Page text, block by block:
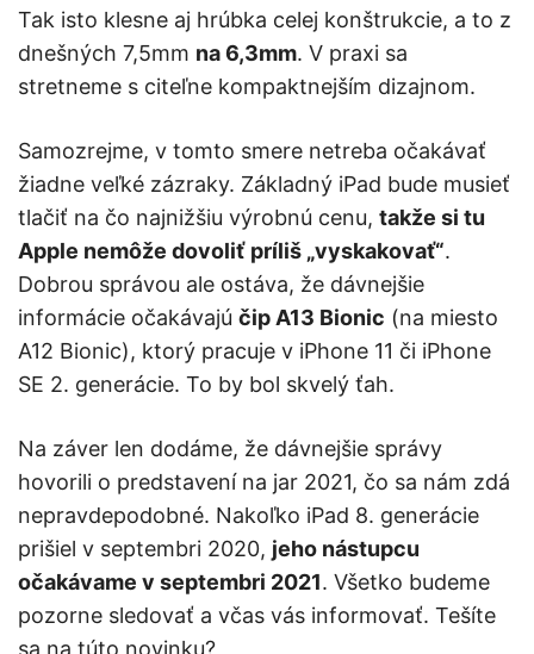
Tak isto klesne aj hrúbka celej konštrukcie, a to z
dnešných 7,5mm na 6,3mm. V praxi sa
stretneme s citeľne kompaktnejším dizajnom.
Samozrejme, v tomto smere netreba očakávať
žiadne veľké zázraky. Základný iPad bude musieť
tlačiť na čo najnižšiu výrobnú cenu, takže si tu
Apple nemôže dovoliť príliš „vyskakovať“.
Dobrou správou ale ostáva, že dávnejšie
informácie očakávajú čip A13 Bionic (na miesto
A12 Bionic), ktorý pracuje v iPhone 11 či iPhone
SE 2. generácie. To by bol skvelý ťah.
Na záver len dodáme, že dávnejšie správy
hovorili o predstavení na jar 2021, čo sa nám zdá
nepravdepodobné. Nakoľko iPad 8. generácie
prišiel v septembri 2020, jeho nástupcu
očakávame v septembri 2021. Všetko budeme
pozorne sledovať a včas vás informovať. Tešíte
sa na túto novinku?